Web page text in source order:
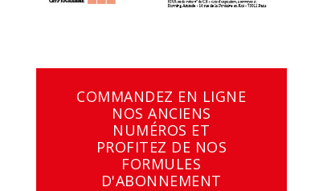
COMMANDEZ EN LIGNE
NOS ANCIENS
NUMÉROS ET
PROFITEZ DE NOS
FORMULES
D'ABONNEMENT